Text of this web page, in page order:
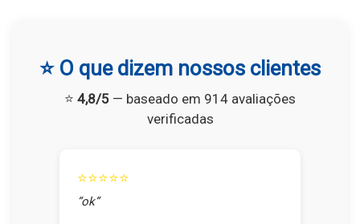
⭐ O que dizem nossos clientes
⭐ 4,8/5 — baseado em 914 avaliações
verificadas
⭐⭐⭐⭐⭐
“ok”